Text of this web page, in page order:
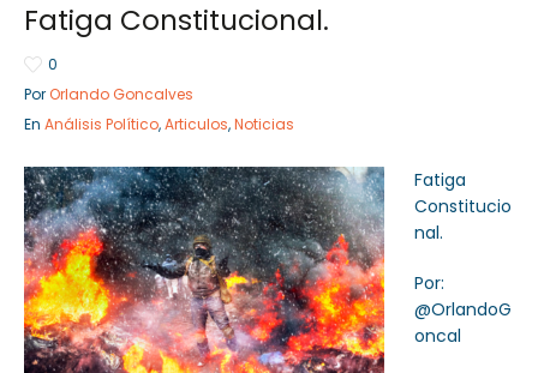
Fatiga Constitucional.
0
Por Orlando Goncalves
En Análisis Político,Articulos,Noticias
Fatiga
Constitucio
nal.
Por:
@OrlandoG
oncal